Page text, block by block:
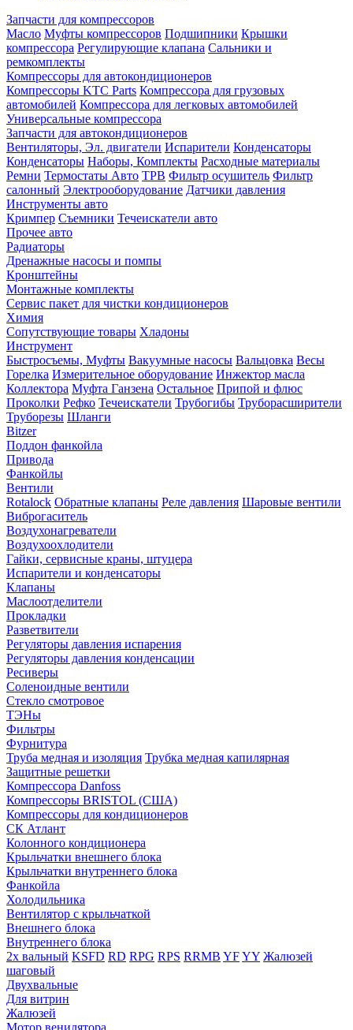
Запчасти для компрессоров
Масло Муфты компрессоров Подшипники Крышки
компрессора Регулирующие клапана Сальники и
ремкомплекты
Компрессоры для автокондиционеров
Компрессоры KTC Parts Компрессора для грузовых
автомобилей Компрессора для легковых автомобилей
Универсальные компрессора
Запчасти для автокондиционеров
Вентиляторы, Эл. двигатели Испарители Конденсаторы
Конденсаторы Наборы, Комплекты Расходные материалы
Ремни Термостаты Авто ТРВ Фильтр осушитель Фильтр
салонный Электрооборудование Датчики давления
Инструменты авто
Кримпер Съемники Течеискатели авто
Прочее авто
Радиаторы
Дренажные насосы и помпы
Кронштейны
Монтажные комплекты
Сервис пакет для чистки кондиционеров
Химия
Сопутствующие товары Хладоны
Инструмент
Быстросъемы, Муфты Вакуумные насосы Вальцовка Весы
Горелка Измерительное оборудование Инжектор масла
Коллектора Муфта Ганзена Остальное Припой и флюс
Проколки Рефко Течеискатели Трубогибы Труборасширители
Труборезы Шланги
Bitzer
Поддон фанкойла
Привода
Фанкойлы
Вентили
Rotalock Обратные клапаны Реле давления Шаровые вентили
Виброгаситель
Воздухонагреватели
Воздухоохлодители
Гайки, сервисные краны, штуцера
Испарители и конденсаторы
Клапаны
Маслоотделители
Прокладки
Разветвители
Регуляторы давления испарения
Регуляторы давления конденсации
Ресиверы
Соленоидные вентили
Стекло смотровое
ТЭНы
Фильтры
Фурнитура
Труба медная и изоляция Трубка медная капилярная
Защитные решетки
Компрессора Danfoss
Компрессоры BRISTOL (США)
Компрессоры для кондиционеров
СК Атлант
Колонного кондиционера
Крыльчатки внешнего блока
Крыльчатки внутреннего блока
Фанкойла
Холодильника
Вентилятор с крыльчаткой
Внешнего блока
Внутреннего блока
2х вальный KSFD RD RPG RPS RRMB YFYY Жалюзей
шаговый
Двухвальные
Для витрин
Жалюзей
Мотор венилятора